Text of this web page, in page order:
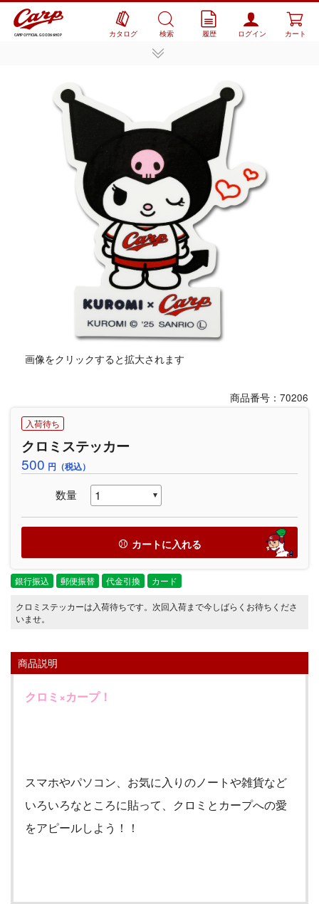
CARP OFFICIAL GOODS SHOP カタログ 検索 履歴 ログイン カート
画像をクリックすると拡大されます
商品番号：70206
入荷待ち
クロミステッカー
500 円（税込）
数量
カートに入れる
銀行振込 郵便振替 代金引換 カード
クロミステッカーは入荷待ちです。次回入荷まで今しばらくお待ちくださ
いませ。
商品説明
クロミ×カープ！
スマホやパソコン、お気に入りのノートや雑貨など
いろいろなところに貼って、クロミとカープへの愛
をアピールしよう！！